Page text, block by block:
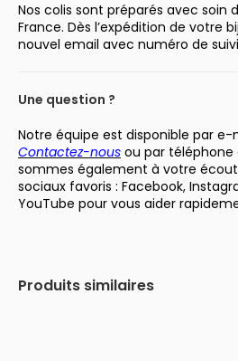
Nos colis sont préparés avec soin
France. Dès l’expédition de votre
nouvel email avec numéro de
Une question ?
Notre équipe est disponible par e-
Contactez-nous ou par téléphone
sommes également à votre
sociaux favoris : Facebook,
YouTube pour vous aider
Produits similaires